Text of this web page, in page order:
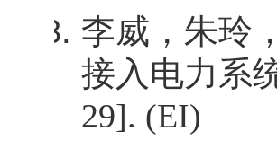
李威，朱玲
接入电力系
29]. (EI)